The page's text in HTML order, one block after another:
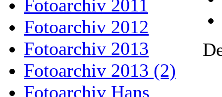
Fotoarchiv 2011
Fotoarchiv 2012
Fotoarchiv 2013
Fotoarchiv 2013 (2)
Fotoarchiv Hans